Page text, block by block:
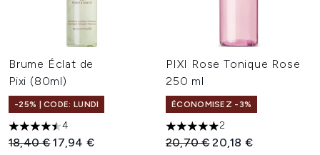
Brume Éclat de
Pixi (80ml)
-25% | CODE: LUNDI
4.5 étoiles sur un maximum de 5
4
Prix de vente :
18,40 €Prix ​​actuel :
17,94 €
PIXI Rose Tonique Rose
250 ml
ÉCONOMISEZ -3%
5 étoiles sur un maximum de
2
Prix de vente :
20,70 €Prix ​​actuel :
20,18 €